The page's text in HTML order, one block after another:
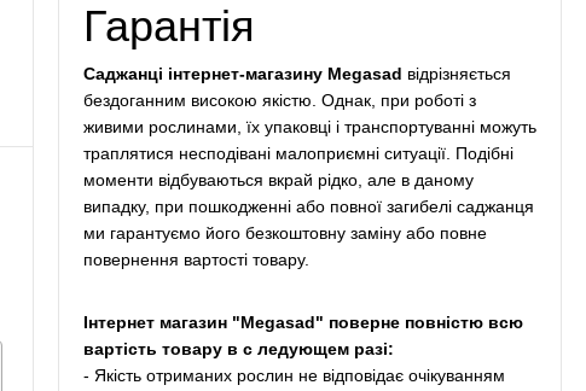
Гарантія
Саджанці інтернет-магазину Megasad відрізняється
бездоганним високою якістю. Однак, при роботі з
живими рослинами, їх упаковці і транспортуванні можуть
траплятися несподівані малоприємні ситуації. Подібні
моменти відбуваються вкрай рідко, але в даному
випадку, при пошкодженні або повної загибелі саджанця
ми гарантуємо його безкоштовну заміну або повне
повернення вартості товару.
Інтернет магазин "Megasad" поверне повністю всю
вартість товару в с ледующем разі:
- Якість отриманих рослин не відповідає очікуванням